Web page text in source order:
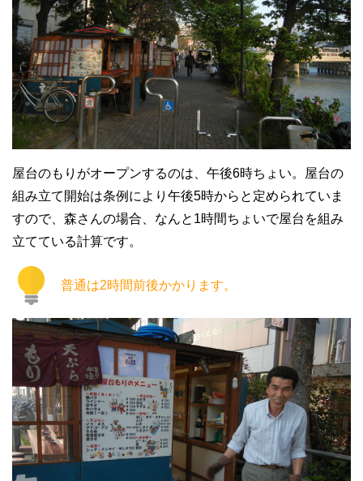
屋台のもりがオープンするのは、午後6時ちょい。屋台の
組み立て開始は条例により午後5時からと定められていま
すので、森さんの場合、なんと1時間ちょいで屋台を組み
立てている計算です。
普通は2時間前後かかります。